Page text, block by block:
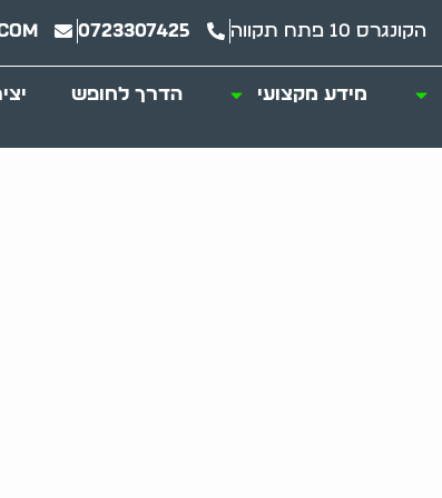
הקונגרס 10 פתח תקווה 0723307425
מידע מקצועי הדרך לחופש